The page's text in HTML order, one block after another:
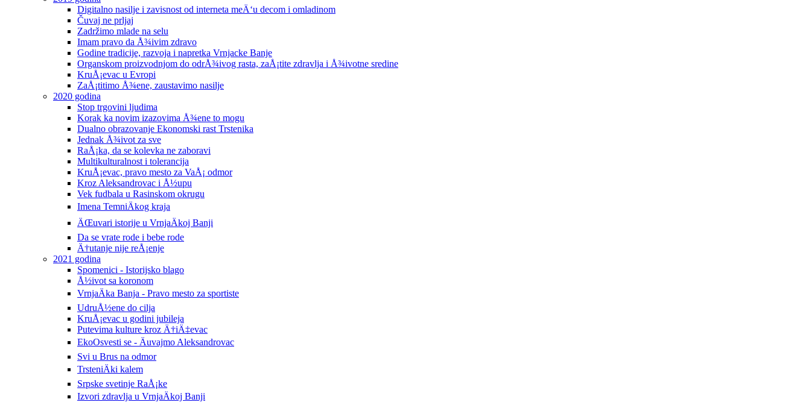
Digitalno nasilje i zavisnost od interneta meÄ‘u decom i omladinom
Čuvaj ne prljaj
Zadržimo mlade na selu
Imam pravo da Å¾ivim zdravo
Godine tradicije, razvoja i napretka Vrnjacke Banje
Organskom proizvodnjom do odrÅ¾ivog rasta, zaÅ¡tite zdravlja i Å¾ivotne sredine
KruÅ¡evac u Evropi
ZaÅ¡titimo Å¾ene, zaustavimo nasilje
2020 godina
Stop trgovini ljudima
Korak ka novim izazovima Å¾ene to mogu
Dualno obrazovanje Ekonomski rast Trstenika
Jednak Å¾ivot za sve
RaÅ¡ka, da se kolevka ne zaboravi
Multikulturalnost i tolerancija
KruÅ¡evac, pravo mesto za VaÅ¡ odmor
Kroz Aleksandrovac i Å½upu
Vek fudbala u Rasinskom okrugu
Imena TemniÄkog kraja
ÄŒuvari istorije u VrnjaÄkoj Banji
Da se vrate rode i bebe rode
Ä†utanje nije reÅ¡enje
2021 godina
Spomenici - Istorijsko blago
Å½ivot sa koronom
VrnjaÄka Banja - Pravo mesto za sportiste
UdruÅ½ene do cilja
KruÅ¡evac u godini jubileja
Putevima kulture kroz Ä†iÄ‡evac
EkoOsvesti se - Äuvajmo Aleksandrovac
Svi u Brus na odmor
TrsteniÄki kalem
Srpske svetinje RaÅ¡ke
Izvori zdravlja u VrnjaÄkoj Banji